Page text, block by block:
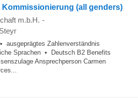
Kommissionierung (all genders)
m.b.H. -
ausgeprägtes Zahlenverständnis
Sprachen • Deutsch B2 Benefits
Ansprechperson Carmen